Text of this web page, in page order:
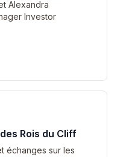
Alexandra
Investor
Rois du Cliff
échanges sur les